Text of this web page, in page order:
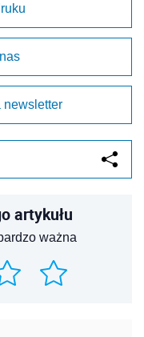
newsletter
artykułu
ważna